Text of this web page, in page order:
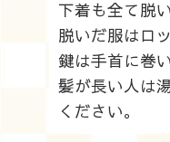
下着も全て脱
脱いだ服はロ
鍵は手首に巻
髪が長い人は
ください。